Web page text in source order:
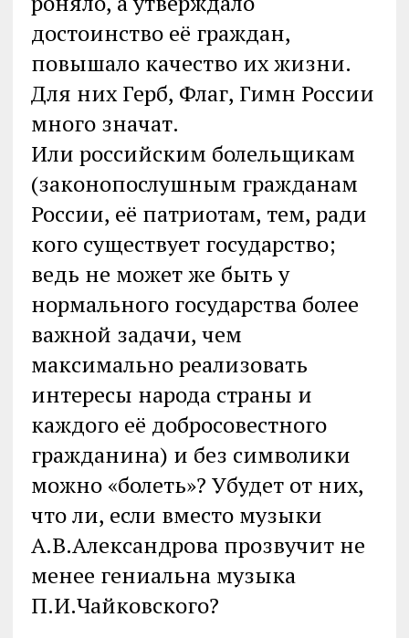
достоинство её граждан,
повышало качество их жизни.
Для них Герб, Флаг, Гимн России
много значат.
Или российским болельщикам
(законопослушным гражданам
России, её патриотам, тем, ради
кого существует государство;
ведь не может же быть у
нормального государства более
важной задачи, чем
максимально реализовать
интересы народа страны и
каждого её добросовестного
гражданина) и без символики
можно «болеть»? Убудет от них,
что ли, если вместо музыки
А.В.Александрова прозвучит не
менее гениальна музыка
П.И.Чайковского?